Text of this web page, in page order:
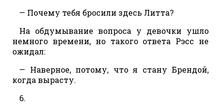
— Почему тебя бросили здесь Литта?
На обдумывание вопроса у девочки ушло
немного времени, но такого ответа Рэсс не
ожидал:
— Наверное, потому, что я стану Брендой,
когда вырасту.
6.